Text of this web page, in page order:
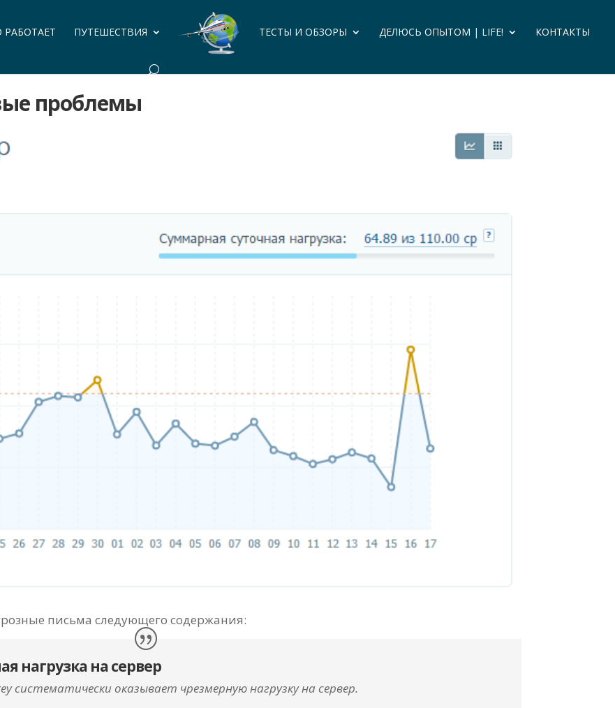
РАБОТАЕТ ПУТЕШЕСТВИЯ ТЕСТЫ И ОБЗОРЫ ДЕЛЮСЬ ОПЫТОМ | LIFE! КОНТАКТЫ
проблемы
письма следующего содержания:
нагрузка на сервер
оказывает чрезмерную нагрузку на сервер.